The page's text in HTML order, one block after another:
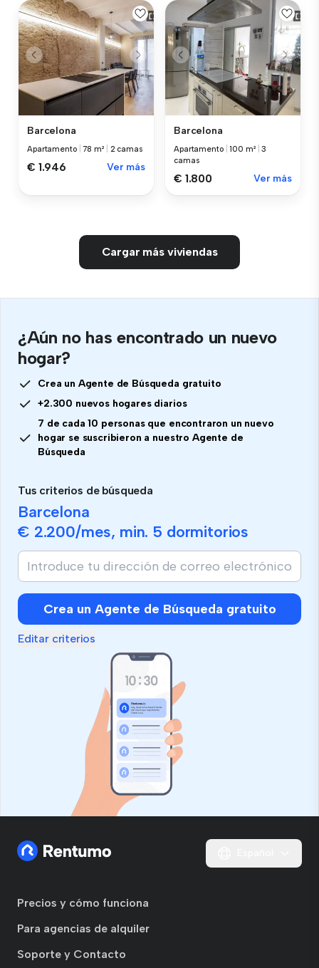
Barcelona
Apartamento |78 m² 2 camas
€ 1.946 Ver más
Barcelona
Apartamento |100 m² |3
camas
€ 1.800 Ver más
Cargar más viviendas
¿Aún no has encontrado un nuevo
hogar?
Crea un Agente de Búsqueda gratuito
+2.300 nuevos hogares diarios
7 de cada 10 personas que encontraron un nuevo
hogar se suscribieron a nuestro Agente de
Búsqueda
Tus criterios de búsqueda
Barcelona
€ 2.200/mes, min. 5 dormitorios
Crea un Agente de Búsqueda gratuito
Editar criterios
Precios y cómo funciona
Para agencias de alquiler
Soporte y Contacto